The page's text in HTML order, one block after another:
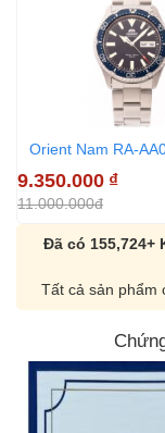
Orient Nam RA-
9.350.000 ₫
11.000.000đ
Đã có 155,724+
Tất cả sản phẩm